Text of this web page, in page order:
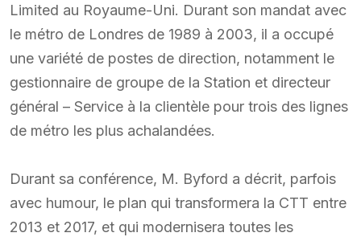
Limited au Royaume-Uni. Durant son mandat avec
le métro de Londres de 1989 à 2003, il a occupé
une variété de postes de direction, notamment le
gestionnaire de groupe de la Station et directeur
général – Service à la clientèle pour trois des lignes
de métro les plus achalandées.
Durant sa conférence, M. Byford a décrit, parfois
avec humour, le plan qui transformera la CTT entre
2013 et 2017, et qui modernisera toutes les